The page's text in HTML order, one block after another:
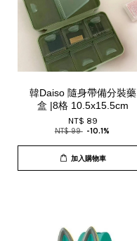
韓Daiso 隨身帶備分裝藥
盒 |8格 10.5x15.5cm
NT$ 89
NT$ 99 -10.1%
加入購物車